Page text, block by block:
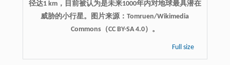
径达1 km，目前被认为是未来1000年内对地球最具潜在
威胁的小行星。图片来源：Tomruen/Wikimedia
Commons（CC BY-SA 4.0）。
Full size